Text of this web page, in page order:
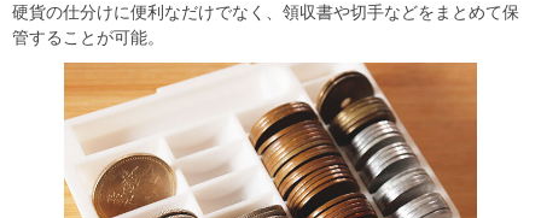
硬貨の仕分けに便利なだけでなく、領収書や切手などをまとめて保
管することが可能。